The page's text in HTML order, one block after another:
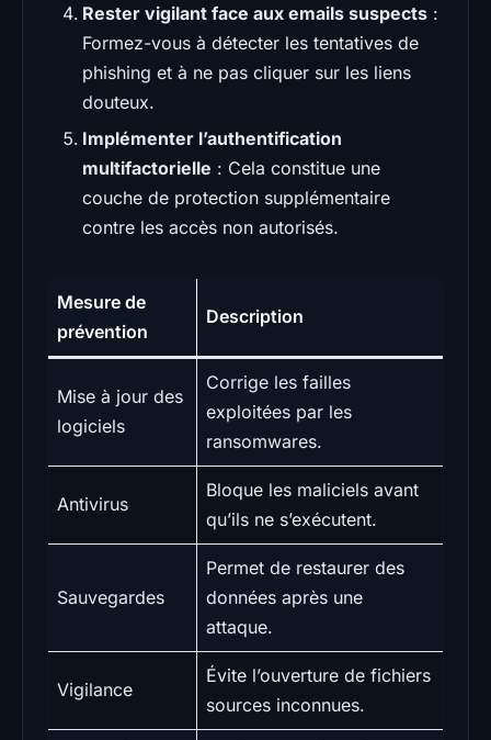
Rester vigilant face aux emails suspects :
Formez-vous à détecter les tentatives de
phishing et à ne pas cliquer sur les liens
douteux.
Implémenter l’authentification
multifactorielle : Cela constitue une
couche de protection supplémentaire
contre les accès non autorisés.
Mesure de
prévention
Description
Mise à jour des
logiciels
Corrige les failles
exploitées par les
ransomwares.
Antivirus
Bloque les maliciels avant
qu’ils ne s’exécutent.
Sauvegardes
Permet de restaurer des
données après une
attaque.
Vigilance
Évite l’ouverture de fichiers
sources inconnues.